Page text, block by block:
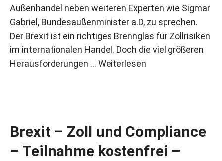
Außenhandel neben weiteren Experten wie Sigmar
Gabriel, Bundesaußenminister a.D, zu sprechen.
Der Brexit ist ein richtiges Brennglas für Zollrisiken
im internationalen Handel. Doch die viel größeren
Herausforderungen … Weiterlesen
Brexit – Zoll und Compliance
– Teilnahme kostenfrei –